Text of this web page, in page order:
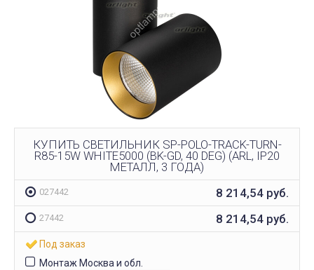
КУПИТЬ СВЕТИЛЬНИК SP-POLO-TRACK-TURN-
R85-15W WHITE5000 (BK-GD, 40 DEG) (ARL, IP20
МЕТАЛЛ, 3 ГОДА)
027442 8 214,54 руб.
27442 8 214,54 руб.
Под заказ
Монтаж Москва и обл.